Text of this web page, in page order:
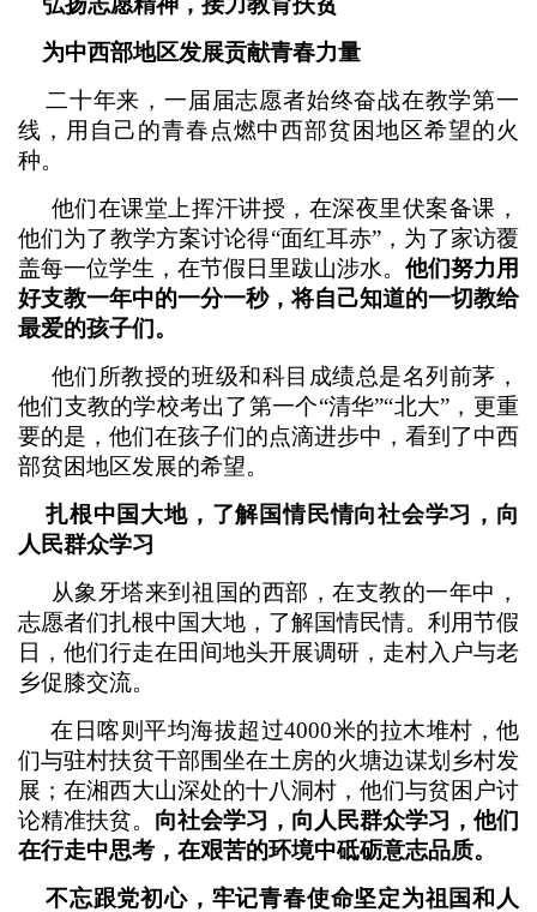
为中西部地区发展贡献青春力量
二十年来，一届届志愿者始终奋战在教学第一
线，用自己的青春点燃中西部贫困地区希望的火
种。
他们在课堂上挥汗讲授，在深夜里伏案备课，
他们为了教学方案讨论得“面红耳赤”，为了家访覆
盖每一位学生，在节假日里跋山涉水。 他们努力用
好支教一年中的一分一秒，将自己知道的一切教给
最爱的孩子们。
他们所教授的班级和科目成绩总是名列前茅，
他们支教的学校考出了第一个“清华”“北大”，更重
要的是，他们在孩子们的点滴进步中，看到了中西
部贫困地区发展的希望。
扎根中国大地，了解国情民情向社会学习，向
人民群众学习
从象牙塔来到祖国的西部，在支教的一年中，
志愿者们扎根中国大地，了解国情民情。利用节假
日，他们行走在田间地头开展调研，走村入户与老
乡促膝交流。
在日喀则平均海拔超过4000米的拉木堆村，他
们与驻村扶贫干部围坐在土房的火塘边谋划乡村发
展；在湘西大山深处的十八洞村，他们与贫困户讨
论精准扶贫。 向社会学习，向人民群众学习，他们
在行走中思考，在艰苦的环境中砥砺意志品质。
不忘跟党初心，牢记青春使命坚定为祖国和人